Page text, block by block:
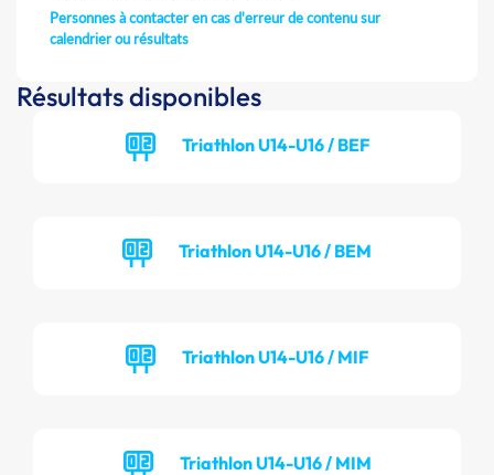
Personnes à contacter en cas d'erreur de contenu sur
calendrier ou résultats
Résultats disponibles
Triathlon U14-U16 / BEF
Triathlon U14-U16 / BEM
Triathlon U14-U16 / MIF
Triathlon U14-U16 / MIM